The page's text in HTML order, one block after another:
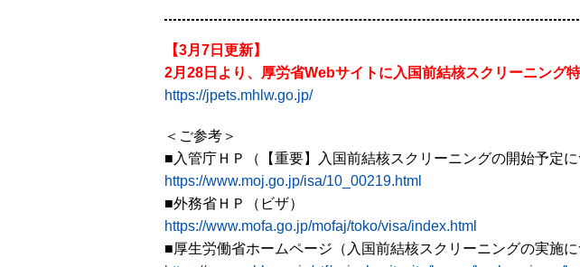
【3月7日更新】
2月28日より、厚労省Webサイトに入国前結核スクリーニング
https://jpets.mhlw.go.jp/
＜ご参考＞
■入管庁ＨＰ（【重要】入国前結核スクリーニングの開始予定
https://www.moj.go.jp/isa/10_00219.html
■外務省ＨＰ（ビザ）
https://www.mofa.go.jp/mofaj/toko/visa/index.html
■厚生労働省ホームページ（入国前結核スクリーニングの実施に